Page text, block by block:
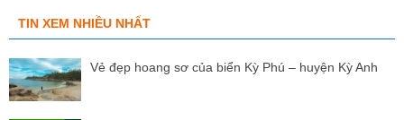
TIN XEM NHIỀU NHẤT
Vẻ đẹp hoang sơ của biển Kỳ Phú – huyện Kỳ Anh